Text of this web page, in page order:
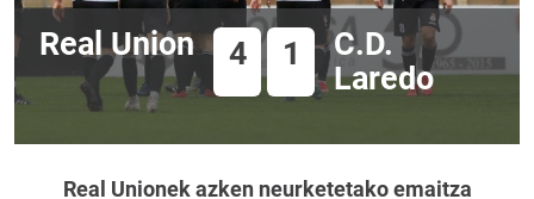
Real Union 4 1
C.D.
Laredo
Real Unionek azken neurketetako emaitza